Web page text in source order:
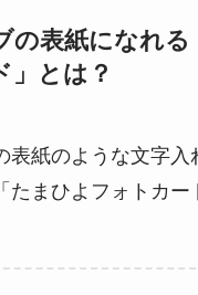
の表紙になれる
」とは？
表紙のような文字入
たまひよフォトカー